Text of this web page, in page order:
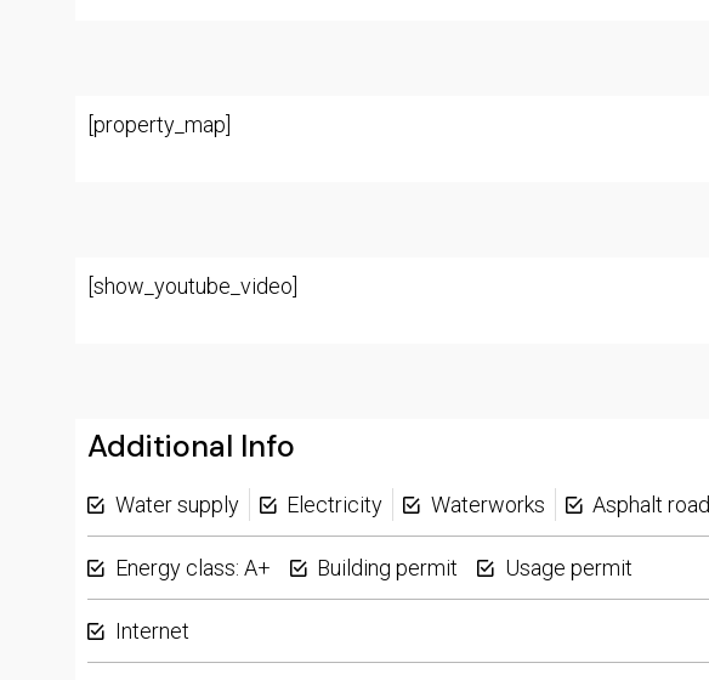
[property_map]
[show_youtube_video]
Additional Info
Water supply Electricity Waterworks Asphalt road
Energy class: A+ Building permit Usage permit
Internet